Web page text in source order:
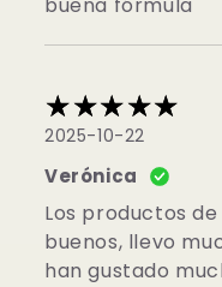
buena fórmula
2025-10-22
Verónica
Los productos
buenos, llevo
han gustado